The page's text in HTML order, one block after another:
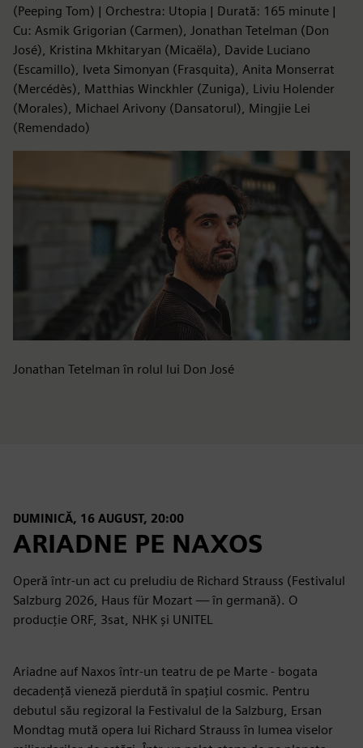
(Peeping Tom) | Orchestra: Utopia | Durată: 165 minute |
Cu: Asmik Grigorian (Carmen), Jonathan Tetelman (Don
José), Kristina Mkhitaryan (Micaëla), Davide Luciano
(Escamillo), Iveta Simonyan (Frasquita), Anita Monserrat
(Mercédès), Matthias Winckhler (Zuniga), Liviu Holender
(Morales), Michael Arivony (Dansatorul), Mingjie Lei
(Remendado)
Jonathan Tetelman în rolul lui Don José
DUMINICĂ, 16 AUGUST, 20:00
ARIADNE PE NAXOS
Operă într-un act cu preludiu de Richard Strauss (Festivalul
Salzburg 2026, Haus für Mozart — în germană). O
producție ORF, 3sat, NHK și UNITEL
Ariadne auf Naxos într-un teatru de pe Marte - bogata
decadență vieneză pierdută în spațiul cosmic. Pentru
debutul său regizoral la Festivalul de la Salzburg, Ersan
Mondtag mută opera lui Richard Strauss în lumea viselor